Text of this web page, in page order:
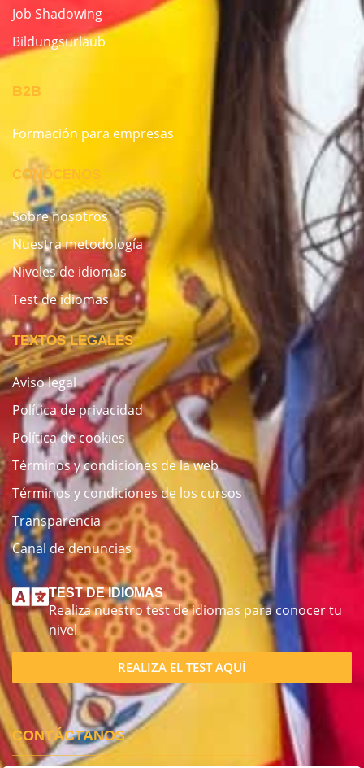
Job Shadowing
Bildungsurlaub
B2B
Formación para empresas
CONÓCENOS
Sobre nosotros
Nuestra metodología
Niveles de idiomas
Test de idiomas
TEXTOS LEGALES
Aviso legal
Política de privacidad
Política de cookies
Términos y condiciones de la web
Términos y condiciones de los cursos
Transparencia
Canal de denuncias
TEST DE IDIOMAS
Realiza nuestro test de idiomas para conocer tu
nivel
REALIZA EL TEST AQUÍ
CONTÁCTANOS